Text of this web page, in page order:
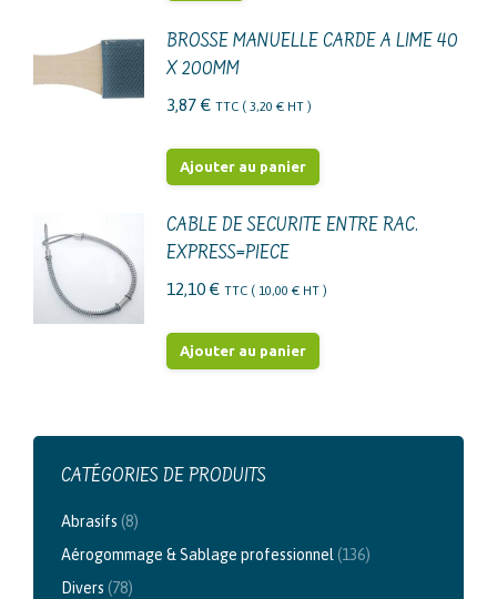
BROSSE MANUELLE CARDE A LIME 40
X 200MM
3,87 € TTC ( 3,20 € HT )
Ajouter au panier
CABLE DE SECURITE ENTRE RAC.
EXPRESS=PIECE
12,10 € TTC ( 10,00 € HT )
Ajouter au panier
CATÉGORIES DE PRODUITS
Abrasifs (8)
Aérogommage & Sablage professionnel(136)
Divers (78)